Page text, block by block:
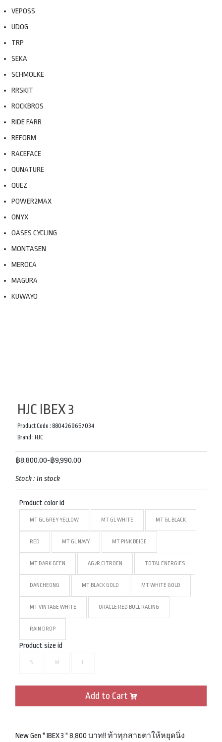
VEPOSS
UDOG
TRP
SEKA
SCHMOLKE
RRSKIT
ROCKBROS
RIDE FARR
REFORM
RACEFACE
QUNATURE
QUEZ
POWER2MAX
ONYX
OASES CYCLING
MONTASEN
MEROCA
MAGURA
KUWAYO
HJC IBEX 3
Product Code : 8804269657034
Brand : HJC
฿8,800.00-฿9,990.00
Stock : In stock
Product color id
MT GL GREY YELLOW MT GL WHITE MT GL BLACK
RED MT GL NAVY MT PINK BEIGE
MT DARK GEEN AG2R CITROEN TOTAL ENERGIES
DANCHEONG MT BLACK GOLD MT WHITE GOLD
MT VINTAGE WHITE ORACLE RED BULL RACING
RAIN DROP
Product size id
S M L
Add to Cart
New Gen " IBEX 3 " 8,800 บาท!! ท้าทุกสายตาให้หยุดนิ่ง